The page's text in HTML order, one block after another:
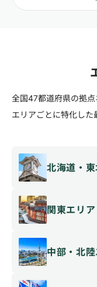
全国47都道府県の拠点
エリアごとに特化した
北海道・
関東エリア
中部・北